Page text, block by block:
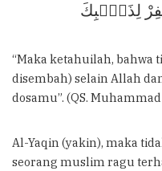
لِذَنْۢبِكَ
“Maka ketahuilah, bahwa
disembah) selain Allah
dosamu”. (QS. Muhammad
Al-Yaqin (yakin), maka
seorang muslim ragu